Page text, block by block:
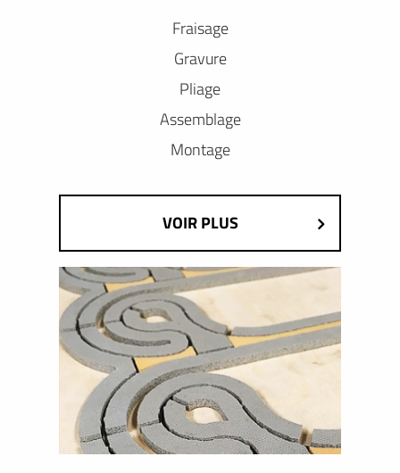
Fraisage
Gravure
Pliage
Assemblage
Montage
VOIR PLUS